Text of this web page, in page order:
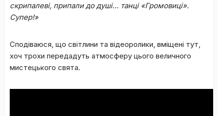
скрипалеві, припали до душі… танці «Громовиці».
Супер!»
Сподіваюся, що світлини та відеоролики, вміщені тут,
хоч трохи передадуть атмосферу цього величного
мистецького свята.